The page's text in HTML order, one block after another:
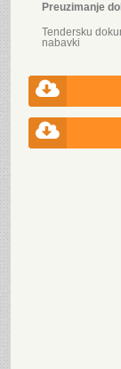
Preuzimanje
Tendersku
nabavki

Odluka o
materijal, pribor
